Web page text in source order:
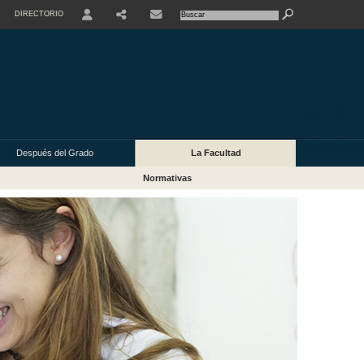
DIRECTORIO
Después del Grado La Facultad
Normativas